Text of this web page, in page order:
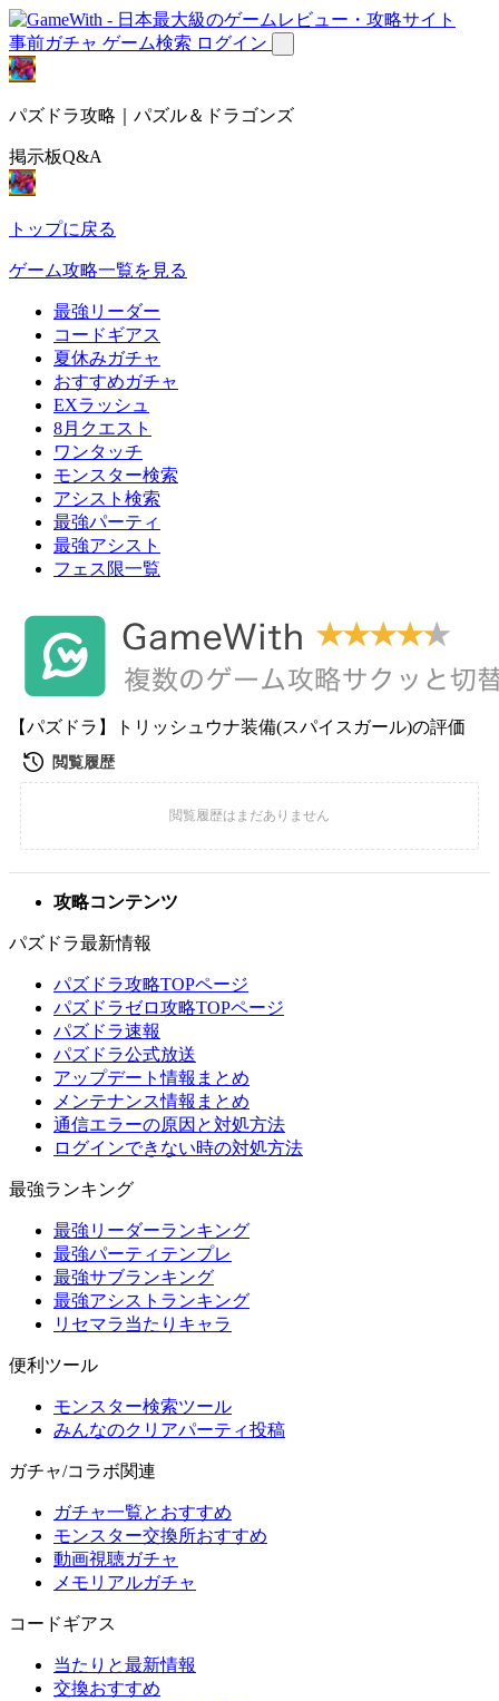
事前ガチャ ゲーム検索 ログイン
パズドラ攻略｜パズル＆ドラゴンズ
掲示板Q&A
トップに戻る
ゲーム攻略一覧を見る
最強リーダー
コードギアス
夏休みガチャ
おすすめガチャ
EXラッシュ
8月クエスト
ワンタッチ
モンスター検索
アシスト検索
最強パーティ
最強アシスト
フェス限一覧
【パズドラ】トリッシュウナ装備(スパイスガール)の評価
攻略コンテンツ
パズドラ最新情報
パズドラ攻略TOPページ
パズドラゼロ攻略TOPページ
パズドラ速報
パズドラ公式放送
アップデート情報まとめ
メンテナンス情報まとめ
通信エラーの原因と対処方法
ログインできない時の対処方法
最強ランキング
最強リーダーランキング
最強パーティテンプレ
最強サブランキング
最強アシストランキング
リセマラ当たりキャラ
便利ツール
モンスター検索ツール
みんなのクリアパーティ投稿
ガチャ/コラボ関連
ガチャ一覧とおすすめ
モンスター交換所おすすめ
動画視聴ガチャ
メモリアルガチャ
コードギアス
当たりと最新情報
交換おすすめ